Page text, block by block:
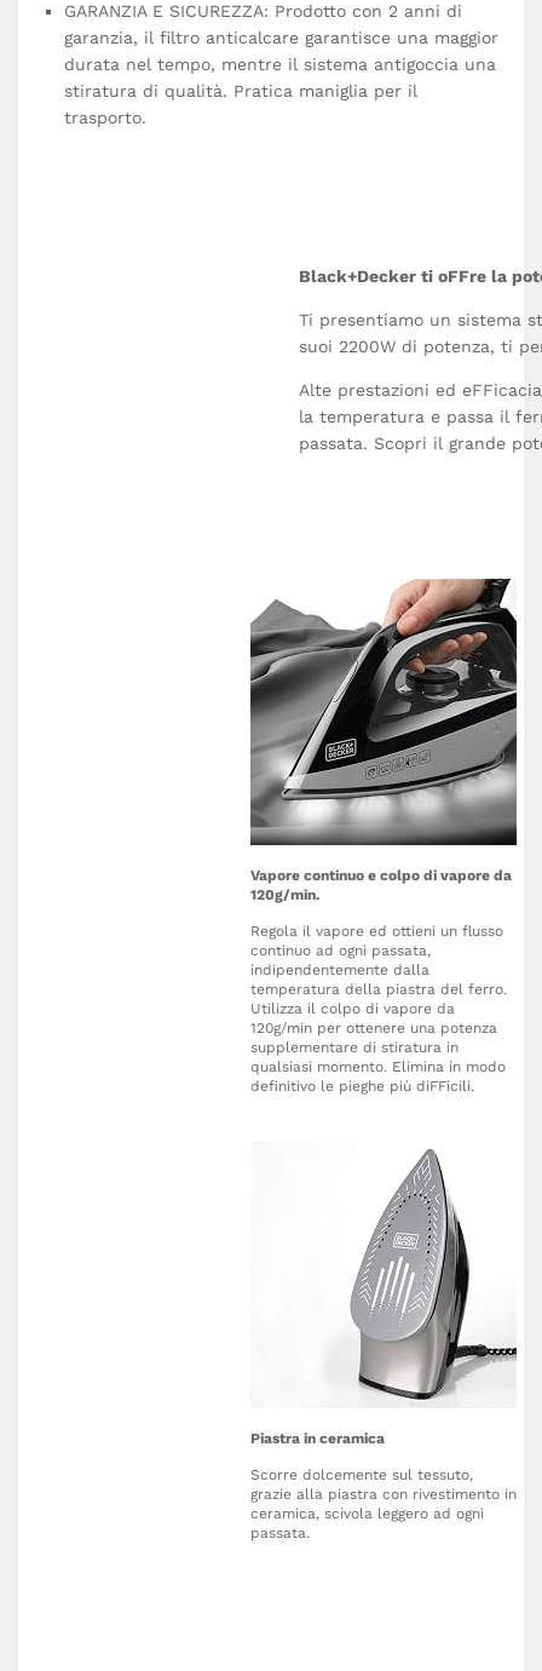
GARANZIA E SICUREZZA: Prodotto con 2 anni di
garanzia, il filtro anticalcare garantisce una maggior
durata nel tempo, mentre il sistema antigoccia una
stiratura di qualità. Pratica maniglia per il
trasporto.
Black+Decker ti oFFre la
Ti presentiamo un sistema
suoi 2200W di potenza, ti
Alte prestazioni ed
la temperatura e passa il
passata. Scopri il grande
Vapore continuo e colpo di vapore da
120g/min.
Regola il vapore ed ottieni un flusso
continuo ad ogni passata,
indipendentemente dalla
temperatura della piastra del ferro.
Utilizza il colpo di vapore da
120g/min per ottenere una potenza
supplementare di stiratura in
qualsiasi momento. Elimina in modo
definitivo le pieghe più diFFicili.
Piastra in ceramica
Scorre dolcemente sul tessuto,
grazie alla piastra con rivestimento in
ceramica, scivola leggero ad ogni
passata.